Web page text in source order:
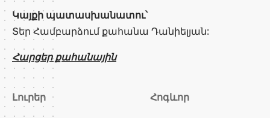
Կայքի պատասխանատու՝
Տեր Համբարձում քահանա Դանիելյան:
Հարցեր քահանային
Լուրեր Հոգևոր